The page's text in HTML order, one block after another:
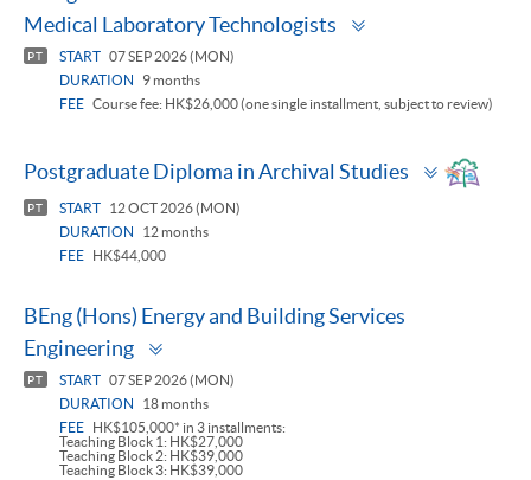
Medical Laboratory Technologists
PT START 07 SEP 2026 (MON)
DURATION
9 months
FEE Course fee: HK$26,000 (one single installment, subject to review)
Postgraduate Diploma in Archival Studies
Toggle
panel
PT START
12 OCT 2026 (MON)
DURATION
12 months
FEE
HK$44,000
BEng (Hons) Energy and Building Services
Engineering
PT START 07 SEP 2026 (MON)
DURATION
18 months
FEE
HK$105,000* in 3 installments:
Teaching Block 1: HK$27,000
Teaching Block 2: HK$39,000
Teaching Block 3: HK$39,000